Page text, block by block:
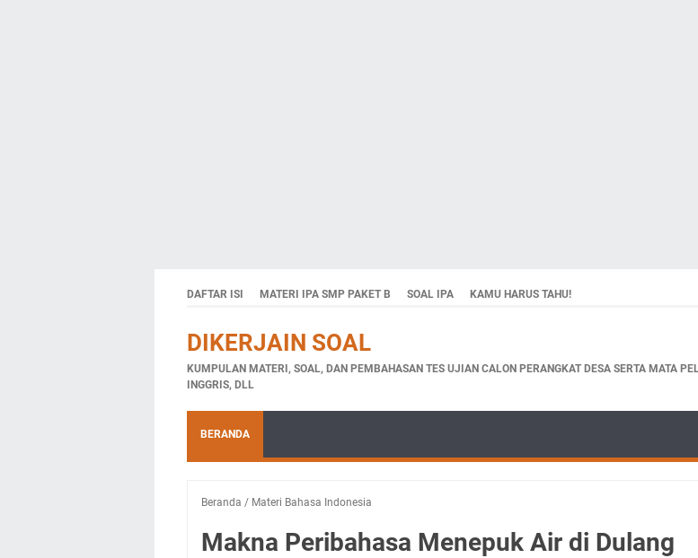
DAFTAR ISI MATERI IPA SMP PAKET B SOAL IPA KAMU HARUS TAHU!
DIKERJAIN SOAL
KUMPULAN MATERI, SOAL, DAN PEMBAHASAN TES UJIAN CALON PERANGKAT DESA SERTA MATA
INGGRIS, DLL
BERANDA
Beranda / Materi Bahasa Indonesia
Makna Peribahasa Menepuk Air di Dulang